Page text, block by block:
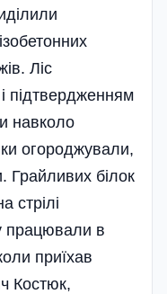
Ліс
підтвердженням
навколо
огороджували,
Грайливих білок
стрілі
працювали в
приїхав
Костюк,